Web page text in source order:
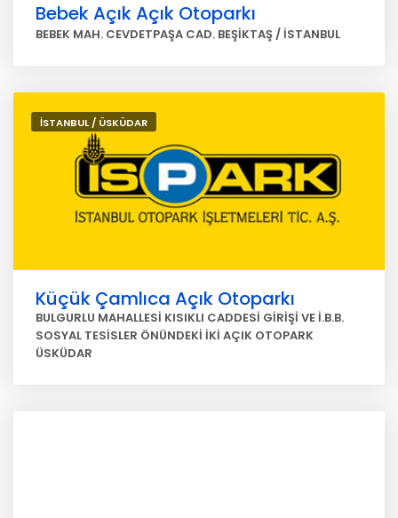
Bebek Açık Açık Otoparkı
BEBEK MAH. CEVDETPAŞA CAD. BEŞİKTAŞ / İSTANBUL
İSTANBUL / ÜSKÜDAR
Küçük Çamlıca Açık Otoparkı
BULGURLU MAHALLESİ KISIKLI CADDESİ GİRİŞİ VE İ.B.B.
SOSYAL TESİSLER ÖNÜNDEKİ İKİ AÇIK OTOPARK
ÜSKÜDAR